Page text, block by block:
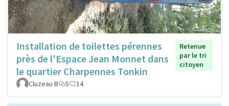
Installation de toilettes pérennes
près de l'Espace Jean Monnet dans
le quartier Charpennes Tonkin
Retenue
par le tri
citoyen
Cluzeau B 5 14